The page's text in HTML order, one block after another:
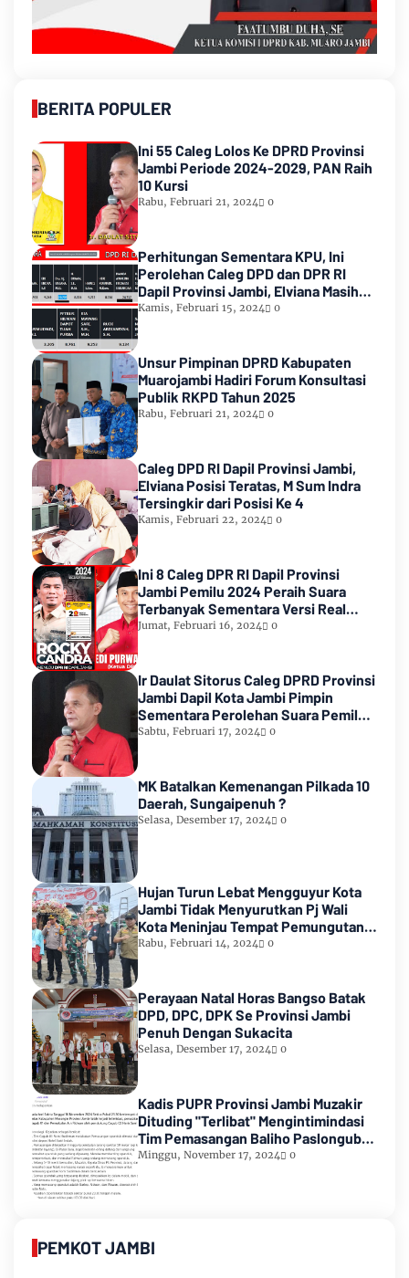
BERITA POPULER
Ini 55 Caleg Lolos Ke DPRD Provinsi
Jambi Periode 2024-2029, PAN Raih
10 Kursi
Rabu, Februari 21, 2024 0
Perhitungan Sementara KPU, Ini
Perolehan Caleg DPD dan DPR RI
Dapil Provinsi Jambi, Elviana Masih
Urutan Kedua Teratas
Kamis, Februari 15, 2024 0
Unsur Pimpinan DPRD Kabupaten
Muarojambi Hadiri Forum Konsultasi
Publik RKPD Tahun 2025
Rabu, Februari 21, 2024 0
Caleg DPD RI Dapil Provinsi Jambi,
Elviana Posisi Teratas, M Sum Indra
Tersingkir dari Posisi Ke 4
Kamis, Februari 22, 2024 0
Ini 8 Caleg DPR RI Dapil Provinsi
Jambi Pemilu 2024 Peraih Suara
Terbanyak Sementara Versi Real
Count KPU RI
Jumat, Februari 16, 2024 0
Ir Daulat Sitorus Caleg DPRD Provinsi
Jambi Dapil Kota Jambi Pimpin
Sementara Perolehan Suara Pemilu
2024
Sabtu, Februari 17, 2024 0
MK Batalkan Kemenangan Pilkada 10
Daerah, Sungaipenuh ?
Selasa, Desember 17, 2024 0
Hujan Turun Lebat Mengguyur Kota
Jambi Tidak Menyurutkan Pj Wali
Kota Meninjau Tempat Pemungutan
Suara Pemilu 2024
Rabu, Februari 14, 2024 0
Perayaan Natal Horas Bangso Batak
DPD, DPC, DPK Se Provinsi Jambi
Penuh Dengan Sukacita
Selasa, Desember 17, 2024 0
Kadis PUPR Provinsi Jambi Muzakir
Dituding "Terlibat" Mengintimindasi
Tim Pemasangan Baliho Paslongub
Romi-Sudirman
Minggu, November 17, 2024 0
PEMKOT JAMBI